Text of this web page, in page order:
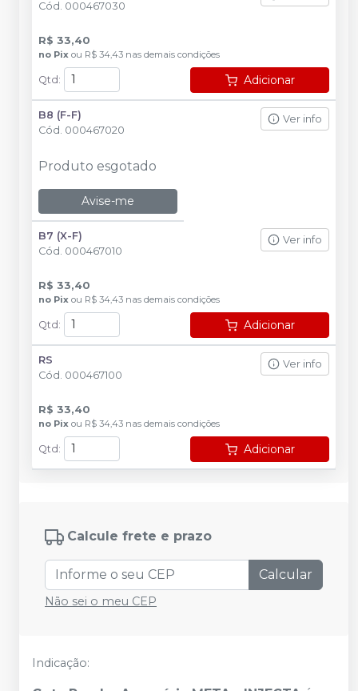
Cód. 000467030
R$ 33,40
no Pix ou R$ 34,43 nas demais condições
Qtd : Adicionar
B8 (F-F)
Cód. 000467020
Ver info
Produto esgotado
Avise-me
B7 (X-F)
Cód. 000467010
Ver info
R$ 33,40
no Pix ou R$ 34,43 nas demais condições
Qtd : Adicionar
RS
Cód. 000467100
Ver info
R$ 33,40
no Pix ou R$ 34,43 nas demais condições
Qtd : Adicionar
Calcule frete e prazo
Calcular
Não sei o meu CEP
Indicação: